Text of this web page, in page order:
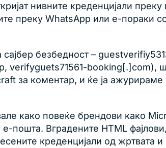
нивните креденцијали
преку WhatsApp или е-пораки
безбедност –
verifyguets71561-booking[.]com),
за коментар, и ќе ја
како повеќе брендови како
пошта. Вградените HTML
креденцијали од жртвата